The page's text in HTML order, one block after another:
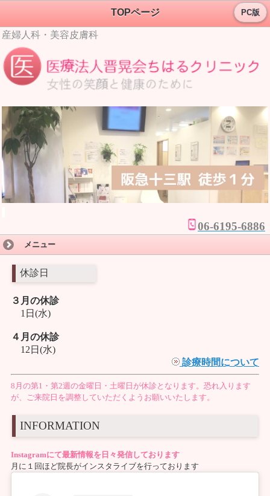
TOPページ PC版
産婦人科・美容皮膚科
06-6195-6886
メニュー
休診日
３月の休診
1日(水)
４月の休診
12日(水)
診療時間について
8月の第1・第2週の金曜日・土曜日が休診となります。恐れ入ります
が、ご来院日を調整していただくようお願いいたします。
INFORMATION
Instagramにて最新情報を日々発信しております
月に１回ほど院長がインスタライブを行っております